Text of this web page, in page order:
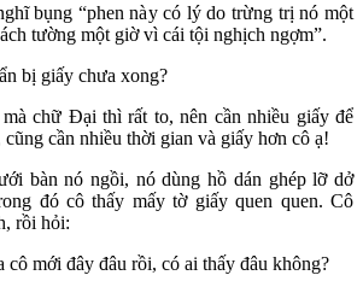
bụng “phen này có lý do trừng trị nó một
tường một giờ vì cái tội nghịch ngợm”.
bị giấy chưa xong?
chữ Đại thì rất to, nên cần nhiều giấy để
cần nhiều thời gian và giấy hơn cô ạ!
bàn nó ngồi, nó dùng hồ dán ghép lỡ dở
đó cô thấy mấy tờ giấy quen quen. Cô
rồi hỏi:
cô mới đây đâu rồi, có ai thấy đâu không?